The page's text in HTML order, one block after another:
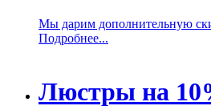
Мы дарим дополнительную
Подробнее...
Люстры на